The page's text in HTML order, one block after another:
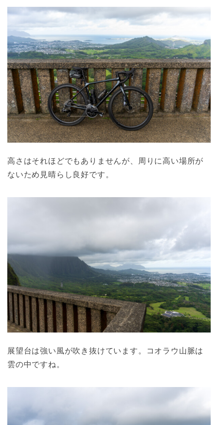
高さはそれほどでもありませんが、周りに高い場所が
ないため見晴らし良好です。
展望台は強い風が吹き抜けています。コオラウ山脈は
雲の中ですね。